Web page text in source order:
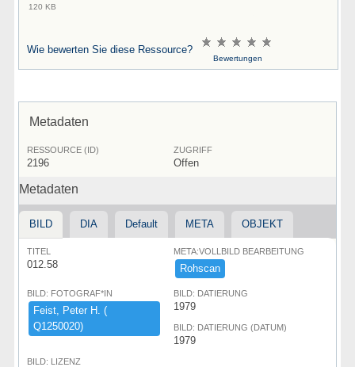
120 KB
Wie bewerten Sie diese Ressource?
Bewertungen
Metadaten
RESSOURCE (ID)
2196
ZUGRIFF
Offen
Metadaten
BILD DIA Default META OBJEKT
TITEL
012.58
META:VOLLBILD BEARBEITUNG
Rohscan
BILD: FOTOGRAF*IN
Feist,​ ​Peter ​H.​ ​(​
Q1250020)​
BILD: DATIERUNG
1979
BILD: DATIERUNG (DATUM)
1979
BILD: LIZENZ